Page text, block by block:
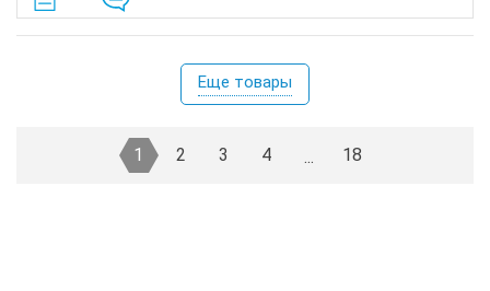
Еще товары
1 2 3 4 ... 18